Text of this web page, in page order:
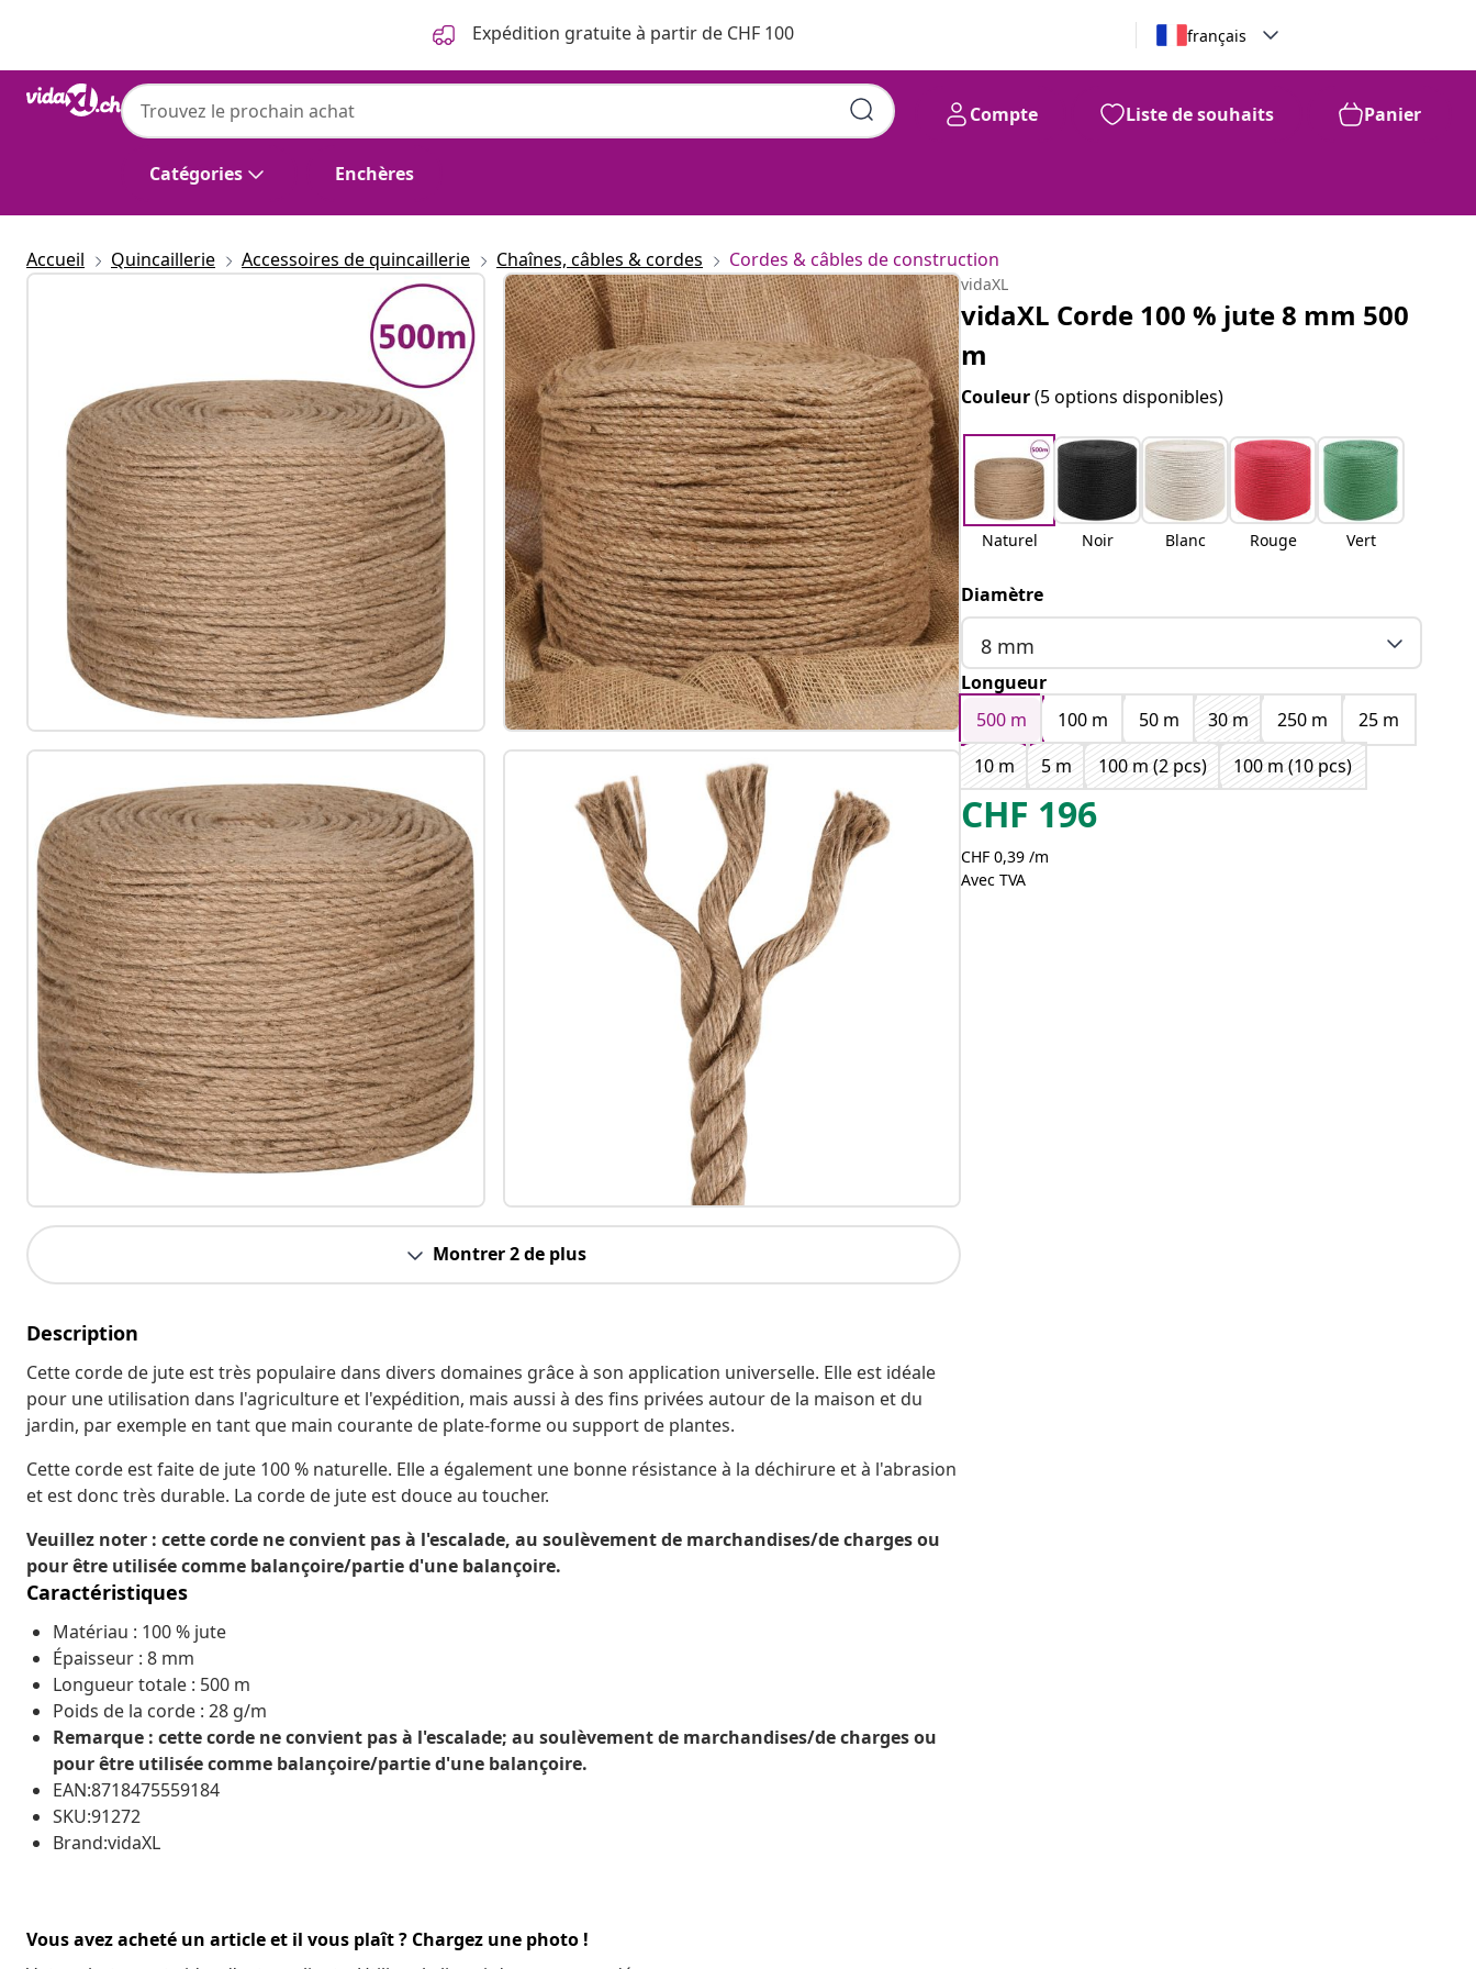
Expédition gratuite à partir de CHF 100 français
Catégories Enchères
Compte Liste de souhaits Panier
Accueil Quincaillerie Accessoires de quincaillerie Chaînes, câbles & cordes Cordes & câbles de construction
Montrer 2 de plus
Description
Cette corde de jute est très populaire dans divers domaines grâce à son application universelle. Elle est idéale
pour une utilisation dans l'agriculture et l'expédition, mais aussi à des fins privées autour de la maison et du
jardin, par exemple en tant que main courante de plate-forme ou support de plantes.
Cette corde est faite de jute 100 % naturelle. Elle a également une bonne résistance à la déchirure et à l'abrasion
et est donc très durable. La corde de jute est douce au toucher.
Veuillez noter : cette corde ne convient pas à l'escalade, au soulèvement de marchandises/de charges ou
pour être utilisée comme balançoire/partie d'une balançoire.
Caractéristiques
Matériau : 100 % jute
Épaisseur : 8 mm
Longueur totale : 500 m
Poids de la corde : 28 g/m
Remarque : cette corde ne convient pas à l'escalade; au soulèvement de marchandises/de charges ou
pour être utilisée comme balançoire/partie d'une balançoire.
EAN:8718475559184
SKU:91272
Brand:vidaXL
Vous avez acheté un article et il vous plaît ? Chargez une photo !
vidaXL
vidaXL Corde 100 % jute 8 mm 500
m
Couleur(5 options disponibles)
Naturel Noir Blanc Rouge Vert
Diamètre
8 mm
Longueur
500 m
100 m 50 m 30 m 250 m
25 m
10 m
5 m 100 m (2 pcs) 100 m (10 pcs)
CHF 196
CHF 0,39 /m
Avec TVA